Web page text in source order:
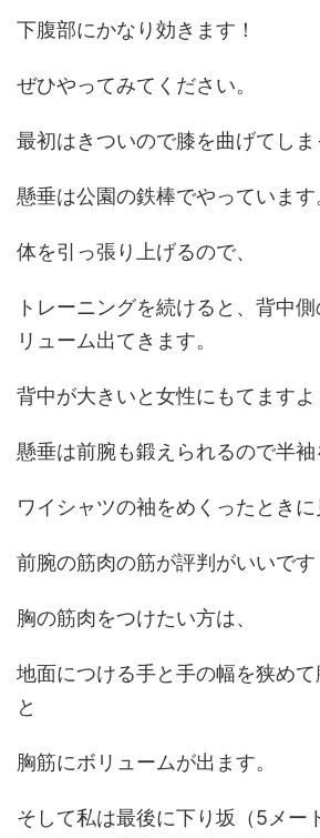
下腹部にかなり効きます！
ぜひやってみてください。
最初はきついので膝を曲げてしま
懸垂は公園の鉄棒でやっています
体を引っ張り上げるので、
トレーニングを続けると、背中
リューム出てきます。
背中が大きいと女性にもてますよ
懸垂は前腕も鍛えられるので半
ワイシャツの袖をめくったときに
前腕の筋肉の筋が評判がいいです
胸の筋肉をつけたい方は、
地面につける手と手の幅を狭め
と
胸筋にボリュームが出ます。
そして私は最後に下り坂（5メー